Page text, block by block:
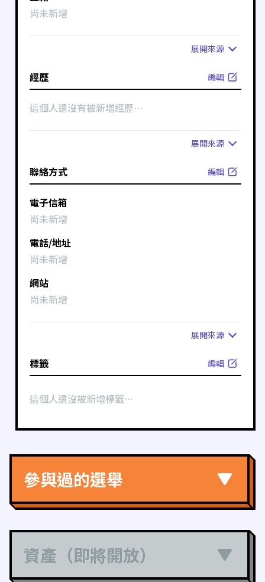
尚未新增
展開來源
經歷 編輯
這個人還沒有被新增經歷⋯
展開來源
聯絡方式 編輯
電子信箱
尚未新增
電話/地址
尚未新增
網站
尚未新增
展開來源
標籤 編輯
這個人還沒被新增標籤⋯
參與過的選舉
資產（即將開放）